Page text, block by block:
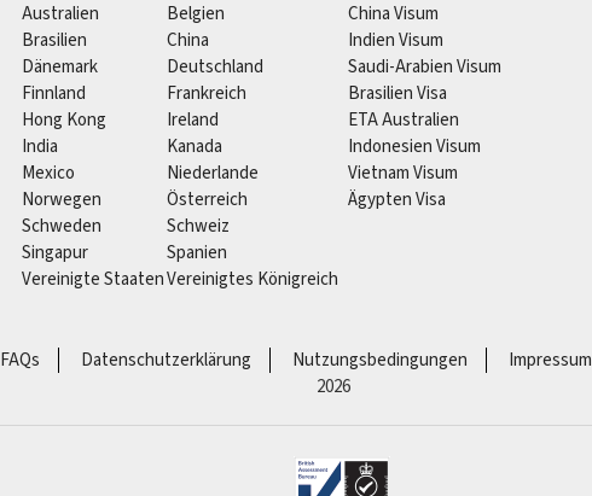
Australien
Belgien
Brasilien
China
Dänemark
Deutschland
Finnland
Frankreich
Hong Kong
Ireland
India
Kanada
Mexico
Niederlande
Norwegen
Österreich
Schweden
Schweiz
Singapur
Spanien
Vereinigte StaatenVereinigtes Königreich
China Visum
Indien Visum
Saudi-Arabien Visum
Brasilien Visa
ETA Australien
Indonesien Visum
Vietnam Visum
Ägypten Visa
FAQs Datenschutzerklärung Nutzungsbedingungen Impressum
2026